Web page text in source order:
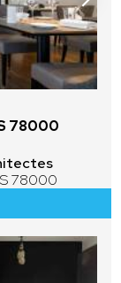
78000
78000